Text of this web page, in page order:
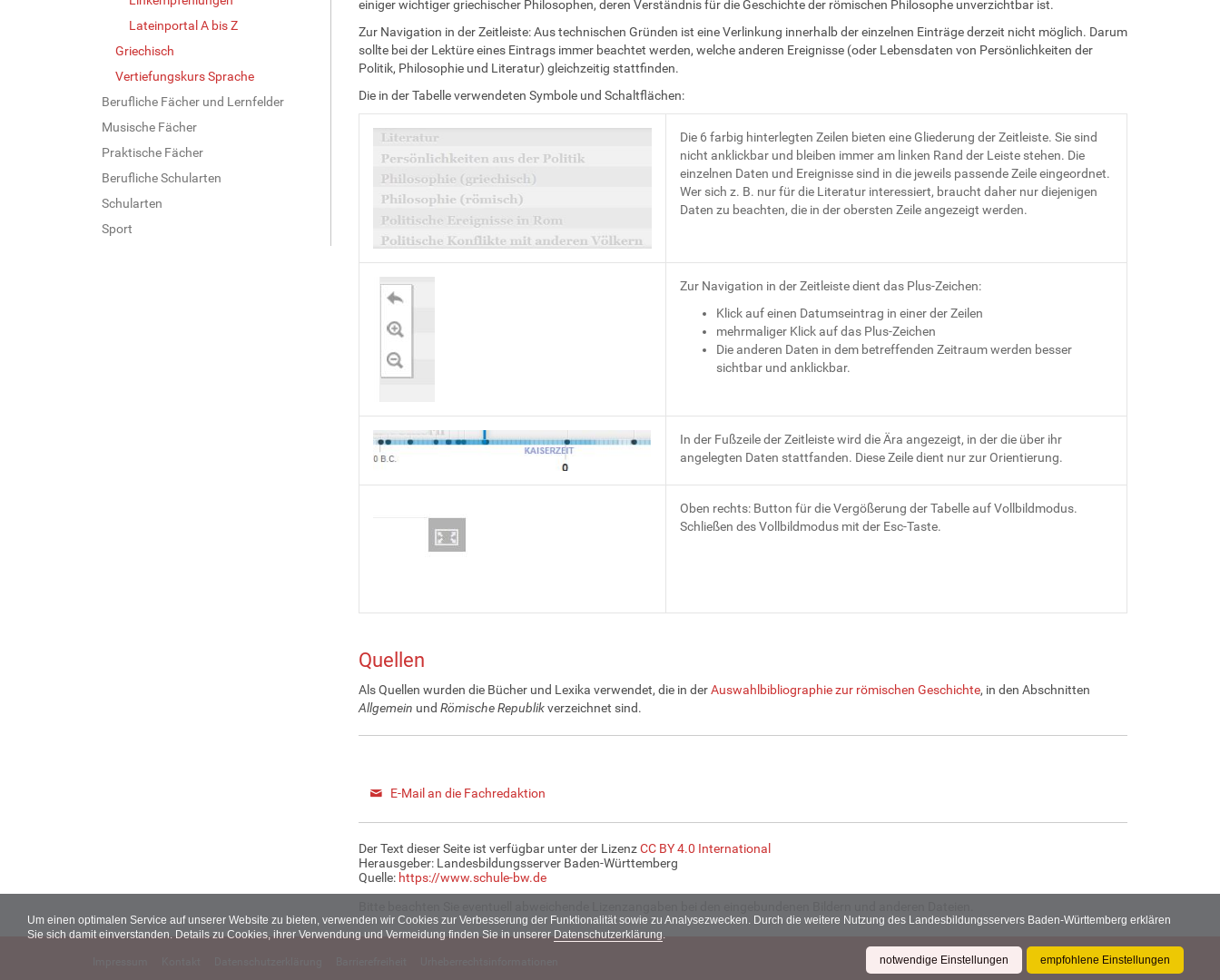
Um einen optimalen Service auf unserer Website zu bieten, verwenden wir Cookies zur Verbesserung der Funktionalität sowie zu Analysezwecken. Durch die weitere Nutzung des Landesbildungsservers Baden-Württemberg erklären
Sie sich damit einverstanden. Details zu Cookies, ihrer Verwendung und Vermeidung finden Sie in unserer Datenschutzerklärung.
notwendige Einstellungen
empfohlene Einstellungen
Lateinportal A bis Z
Griechisch
Vertiefungskurs Sprache
Berufliche Fächer und Lernfelder
Musische Fächer
Praktische Fächer
Berufliche Schularten
Schularten
Sport
einiger wichtiger griechischer Philosophen, deren Verständnis für die Geschichte der römischen Philosophe unverzichtbar ist.
Zur Navigation in der Zeitleiste: Aus technischen Gründen ist eine Verlinkung innerhalb der einzelnen Einträge derzeit nicht möglich. Darum
sollte bei der Lektüre eines Eintrags immer beachtet werden, welche anderen Ereignisse (oder Lebensdaten von Persönlichkeiten der
Politik, Philosophie und Literatur) gleichzeitig stattfinden.
Die in der Tabelle verwendeten Symbole und Schaltflächen:
Die 6 farbig hinterlegten Zeilen bieten eine Gliederung der Zeitleiste. Sie sind
nicht anklickbar und bleiben immer am linken Rand der Leiste stehen. Die
einzelnen Daten und Ereignisse sind in die jeweils passende Zeile eingeordnet.
Wer sich z. B. nur für die Literatur interessiert, braucht daher nur diejenigen
Daten zu beachten, die in der obersten Zeile angezeigt werden.
Zur Navigation in der Zeitleiste dient das Plus-Zeichen:
Klick auf einen Datumseintrag in einer der Zeilen
mehrmaliger Klick auf das Plus-Zeichen
Die anderen Daten in dem betreffenden Zeitraum werden besser
sichtbar und anklickbar.
In der Fußzeile der Zeitleiste wird die Ära angezeigt, in der die über ihr
angelegten Daten stattfanden. Diese Zeile dient nur zur Orientierung.
Oben rechts: Button für die Vergößerung der Tabelle auf Vollbildmodus.
Schließen des Vollbildmodus mit der Esc-Taste.
Quellen
Als Quellen wurden die Bücher und Lexika verwendet, die in derAuswahlbibliographie zur römischen Geschichte, in den Abschnitten
Allgemein und Römische Republikverzeichnet sind.
E-Mail an die Fachredaktion
Der Text dieser Seite ist verfügbar unter der LizenzCC BY 4.0 International
Herausgeber: Landesbildungsserver Baden-Württemberg
Quelle: https://www.schule-bw.de